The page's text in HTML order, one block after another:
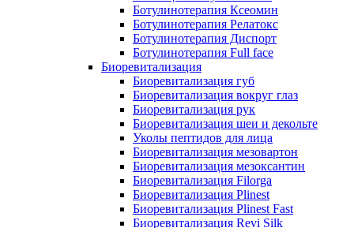
Ботулинотерапия Ксеомин
Ботулинотерапия Релатокс
Ботулинотерапия Диспорт
Ботулинотерапия Full face
Биоревитализация
Биоревитализация губ
Биоревитализация вокруг глаз
Биоревитализация рук
Биоревитализация шеи и декольте
Уколы пептидов для лица
Биоревитализация мезовартон
Биоревитализация мезоксантин
Биоревитализация Filorga
Биоревитализация Plinest
Биоревитализация Plinest Fast
Биоревитализация Revi Silk